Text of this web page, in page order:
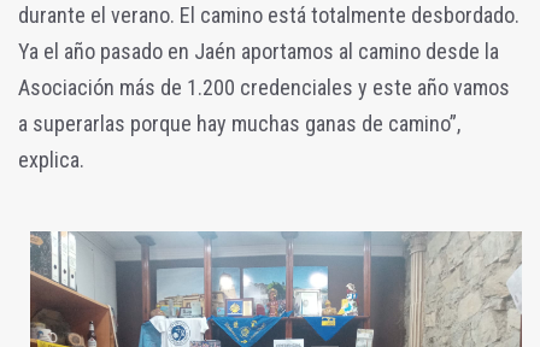
durante el verano. El camino está totalmente desbordado.
Ya el año pasado en Jaén aportamos al camino desde la
Asociación más de 1.200 credenciales y este año vamos
a superarlas porque hay muchas ganas de camino”,
explica.